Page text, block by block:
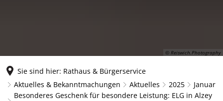
© Reiswich.Photography
Sie sind hier: Rathaus & Bürgerservice
Aktuelles & Bekanntmachungen
Aktuelles 2025
Januar
Besonderes Geschenk für besondere Leistung: ELG in Alzey